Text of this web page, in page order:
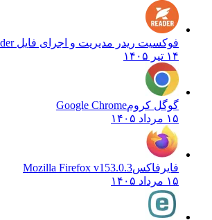
فوکسیت ریدر مدیریت و اجرای فایل PDF
۱۴ تیر ۱۴۰۵
گوگل کرومGoogle Chrome
۱۵ مرداد ۱۴۰۵
فایرفاکسMozilla Firefox v153.0.3
۱۵ مرداد ۱۴۰۵